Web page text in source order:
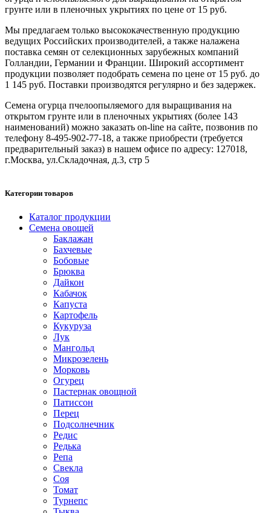
грунте или в пленочных укрытиях по цене от 15 руб.
Мы предлагаем только высококачественную продукцию
ведущих Российских производителей, а также налажена
поставка семян от селекционных зарубежных компаний
Голландии, Германии и Франции. Широкий ассортимент
продукции позволяет подобрать семена по цене от 15 руб. до
1 145 руб. Поставки производятся регулярно и без задержек.
Семена огурца пчелоопыляемого для выращивания на
открытом грунте или в пленочных укрытиях (более 143
наименований) можно заказать on-line на сайте, позвонив по
телефону 8-495-902-77-18, а также приобрести (требуется
предварительный заказ) в нашем офисе по адресу: 127018,
г.Москва, ул.Складочная, д.3, стр 5
Категории товаров
Каталог продукции
Семена овощей
Баклажан
Бахчевые
Бобовые
Брюква
Дайкон
Кабачок
Капуста
Картофель
Кукуруза
Лук
Мангольд
Микрозелень
Морковь
Огурец
Пастернак овощной
Патиссон
Перец
Подсолнечник
Редис
Редька
Репа
Свекла
Соя
Томат
Турнепс